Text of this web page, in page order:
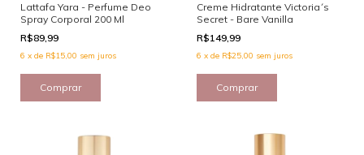
Lattafa Yara - Perfume Deo
Spray Corporal 200 Ml
R$89,99
6 x de R$15,00 sem juros
Creme Hidratante Victoria´s
Secret - Bare Vanilla
R$149,99
6 x de R$25,00 sem juros